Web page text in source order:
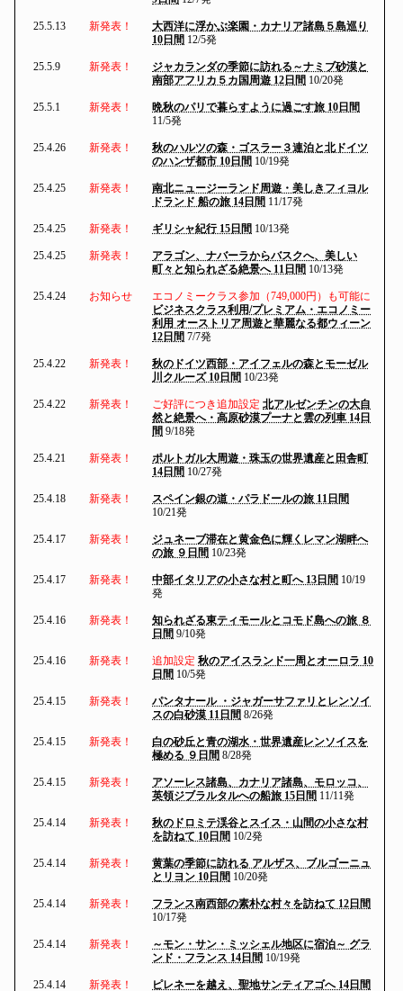
25.5.13 新発表！
大西洋に浮かぶ楽園・カナリア諸島５島巡り
10日間 12/5発
25.5.9 新発表！
ジャカランダの季節に訪れる～ナミブ砂漠と
南部アフリカ５カ国周遊 12日間 10/20発
25.5.1 新発表！
晩秋のパリで暮らすように過ごす旅 10日間
11/5発
25.4.26 新発表！
秋のハルツの森・ゴスラー３連泊と北ドイツ
のハンザ都市 10日間 10/19発
25.4.25 新発表！
南北ニュージーランド周遊・美しきフィヨル
ドランド 船の旅 14日間 11/17発
25.4.25 新発表！ ギリシャ紀行 15日間 10/13発
25.4.25 新発表！
アラゴン、ナバーラからバスクへ、美しい
町々と知られざる絶景へ 11日間 10/13発
25.4.24 お知らせ
エコノミークラス参加（749,000円）も可能に
ビジネスクラス利用/プレミアム・エコノミー
利用 オーストリア周遊と華麗なる都ウィーン
12日間 7/7発
25.4.22 新発表！
秋のドイツ西部・アイフェルの森とモーゼル
川クルーズ 10日間 10/23発
25.4.22 新発表！ ご好評につき追加設定 北アルゼンチンの大自
然と絶景へ・高原砂漠プーナと雲の列車 14日
間 9/18発
25.4.21 新発表！
ポルトガル大周遊・珠玉の世界遺産と田舎町
14日間 10/27発
25.4.18 新発表！
スペイン銀の道・パラドールの旅 11日間
10/21発
25.4.17 新発表！
ジュネーブ滞在と黄金色に輝くレマン湖畔へ
の旅 ９日間 10/23発
25.4.17 新発表！ 中部イタリアの小さな村と町へ 13日間 10/19
発
25.4.16 新発表！
知られざる東ティモールとコモド島への旅 ８
日間 9/10発
25.4.16 新発表！ 追加設定 秋のアイスランド一周とオーロラ 10
日間 10/5発
25.4.15 新発表！
パンタナール ・ジャガーサファリとレンソイ
スの白砂漠 11日間 8/26発
25.4.15 新発表！
白の砂丘と青の湖水・世界遺産レンソイスを
極める ９日間 8/28発
25.4.15 新発表！
アソーレス諸島、カナリア諸島、モロッコ、
英領ジブラルタルへの船旅 15日間 11/11発
25.4.14 新発表！
秋のドロミテ渓谷とスイス・山間の小さな村
を訪ねて 10日間 10/2発
25.4.14 新発表！
黄葉の季節に訪れる アルザス、ブルゴーニュ
とリヨン 10日間 10/20発
25.4.14 新発表！
フランス南西部の素朴な村々を訪ねて 12日間
10/17発
25.4.14 新発表！
～モン・サン・ミッシェル地区に宿泊～ グラ
ンド・フランス 14日間 10/19発
25.4.14 新発表！
ピレネーを越え、聖地サンティアゴへ 14日間